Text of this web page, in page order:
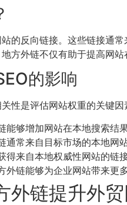
的反向链接。这些链接通
方外链不仅有助于提高网
的影响
性是评估网站权重的关键
能够增加网站在本地搜索结
通常来自目标市场的本地网
得来自本地权威性网站的链
外链能够为企业网站带来更
外链提升外